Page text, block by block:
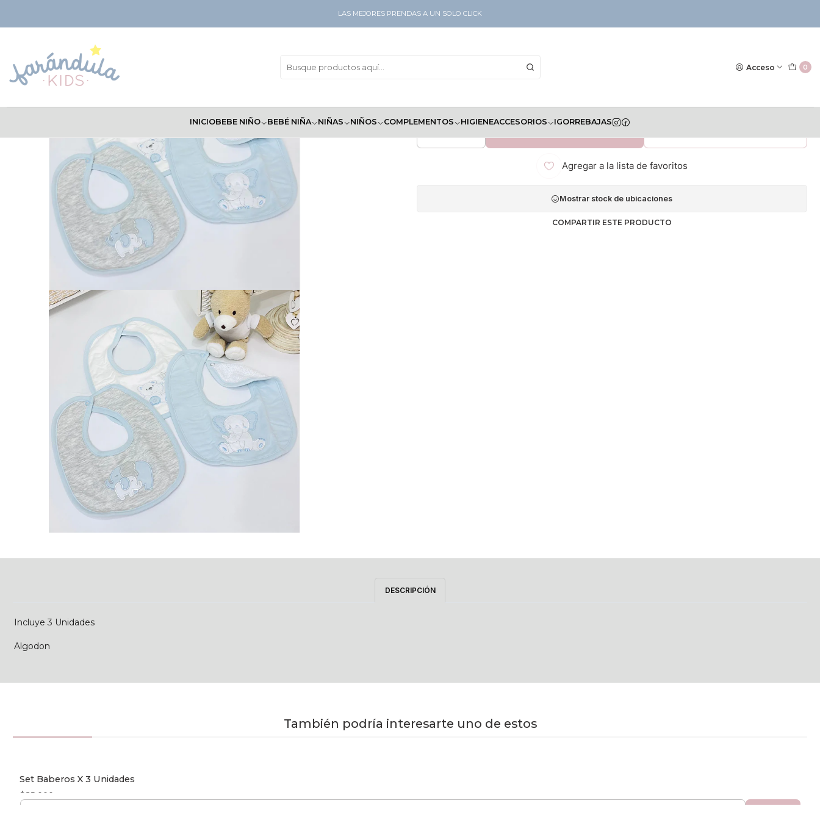
Acceso 0
INICIOBEBE NIÑO BEBÉ NIÑA NIÑAS NIÑOS COMPLEMENTOS HIGIENEACCESORIOS IGORREBAJAS
LAS MEJORES PRENDAS A UN SOLO CLICK
Set Baberos X 3 Unidades
Cantidad
Agregar a la lista de favoritos
Mostrar stock de ubicaciones
COMPARTIR ESTE PRODUCTO
DESCRIPCIÓN
Incluye 3 Unidades
Algodon
También podría interesarte uno de estos
Set Baberos X 3 Unidades
$85.000